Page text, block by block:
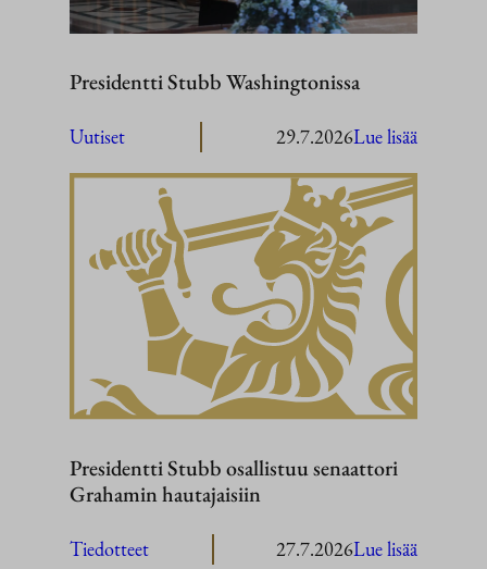
Presidentti Stubb Washingtonissa
Uutiset 29.7.2026Lue lisää
Presidentti Stubb osallistuu senaattori
Grahamin hautajaisiin
Tiedotteet 27.7.2026Lue lisää